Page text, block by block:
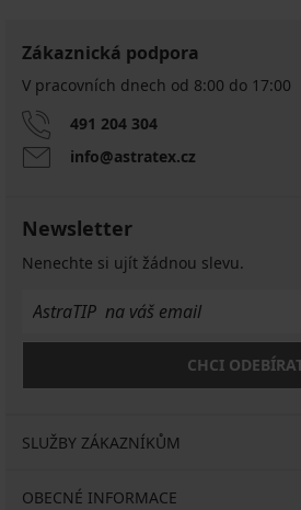
Zákaznická podpora
V pracovních dnech od 8:00 do 17:00
491 204 304
info@astratex.cz
Newsletter
Nenechte si ujít žádnou slevu.
CHCI
SLUŽBY ZÁKAZNÍKŮM
OBECNÉ INFORMACE